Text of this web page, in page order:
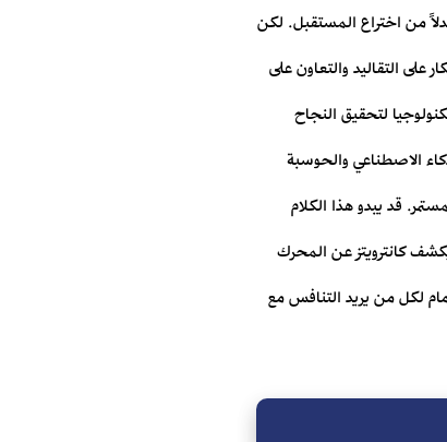
بدلاً ‏من اختراع المستقبل. لكن
على التقاليد ‏والتعاون على
لتحقيق النجاح
الاصطناعي والحوسبة
قد يبدو هذا الكلام
كانترويتز عن ‏المحرك
لكل من يريد التنافس مع